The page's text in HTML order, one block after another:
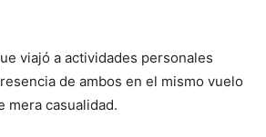
viajó a actividades personales
de ambos en el mismo vuelo
mera casualidad.